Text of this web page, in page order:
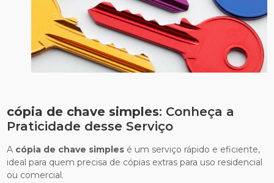
cópia de chave simples: Conheça a
Praticidade desse Serviço
A cópia de chave simples é um serviço rápido e eficiente,
ideal para quem precisa de cópias extras para uso residencial
ou comercial.